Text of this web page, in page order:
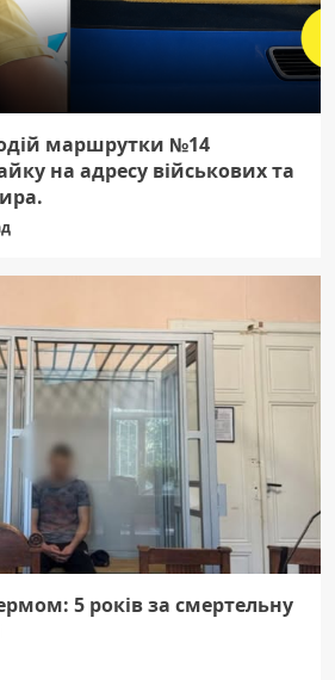
маршрутки №14
на адресу військових та
5 років за смертельну